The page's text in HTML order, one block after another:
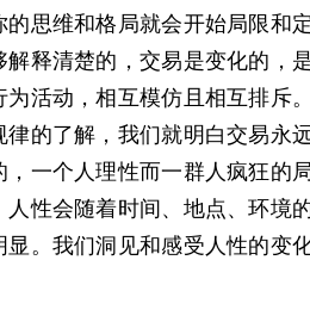
思维和格局就会开始局限和
释清楚的，交易是变化的，
活动，相互模仿且相互排斥
的了解，我们就明白交易永
一个人理性而一群人疯狂的
人性会随着时间、地点、环境
显。我们洞见和感受人性的变